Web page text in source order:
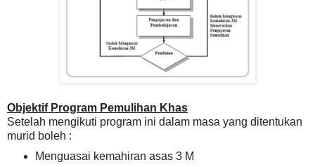
Objektif Program Pemulihan Khas
Setelah mengikuti program ini dalam masa yang ditentukan
murid boleh :
Menguasai kemahiran asas 3 M